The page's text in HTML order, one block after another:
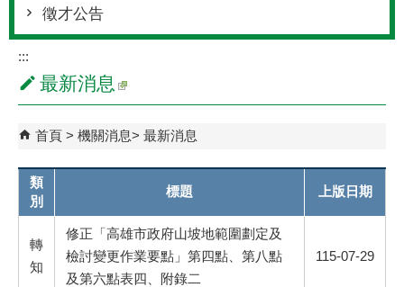
徵才公告
:::
最新消息
首頁 機關消息 最新消息
類
別
標題 上版日期
轉
知
修正「高雄市政府山坡地範圍劃定及
檢討變更作業要點」第四點、第八點
及第六點表四、附錄二
115-07-29